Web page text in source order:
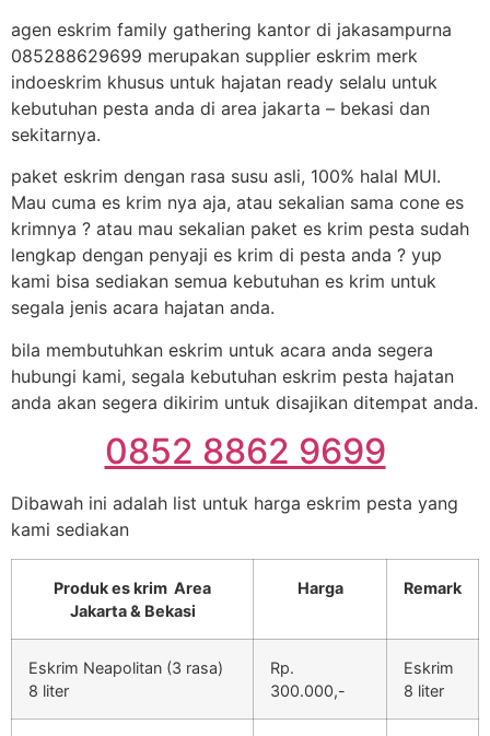
agen eskrim family gathering kantor di jakasampurna
085288629699 merupakan supplier eskrim merk
indoeskrim khusus untuk hajatan ready selalu untuk
kebutuhan pesta anda di area jakarta – bekasi dan
sekitarnya.
paket eskrim dengan rasa susu asli, 100% halal MUI.
Mau cuma es krim nya aja, atau sekalian sama cone es
krimnya ? atau mau sekalian paket es krim pesta sudah
lengkap dengan penyaji es krim di pesta anda ? yup
kami bisa sediakan semua kebutuhan es krim untuk
segala jenis acara hajatan anda.
bila membutuhkan eskrim untuk acara anda segera
hubungi kami, segala kebutuhan eskrim pesta hajatan
anda akan segera dikirim untuk disajikan ditempat anda.
0852 8862 9699
Dibawah ini adalah list untuk harga eskrim pesta yang
kami sediakan
Produk es krim Area
Jakarta & Bekasi
Harga Remark
Eskrim Neapolitan (3 rasa)
8 liter
Rp.
300.000,-
Eskrim
8 liter